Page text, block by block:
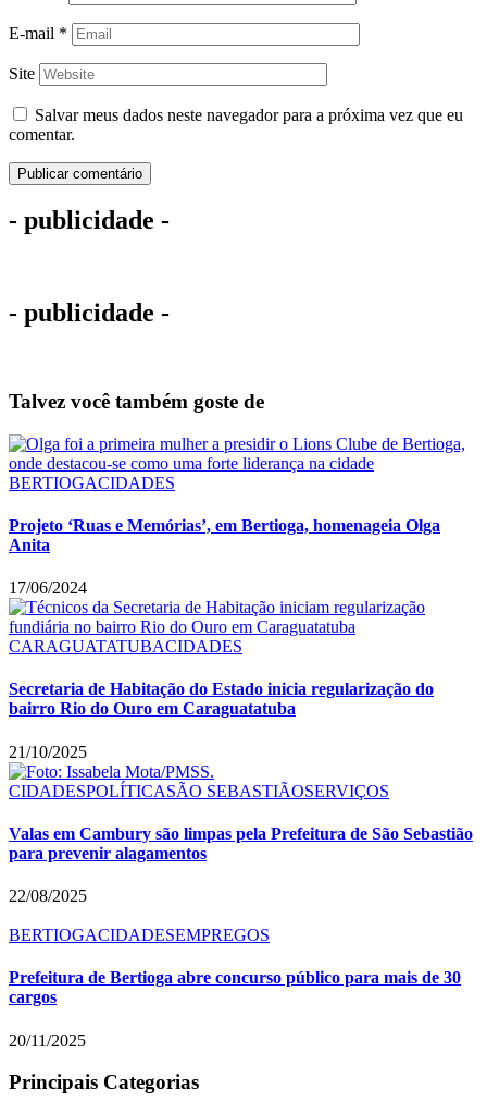
E-mail *
Site
Salvar meus dados neste navegador para a próxima vez que eu
comentar.
- publicidade -
- publicidade -
Talvez você também goste de
BERTIOGACIDADES
Projeto ‘Ruas e Memórias’, em Bertioga, homenageia Olga
Anita
17/06/2024
CARAGUATATUBACIDADES
Secretaria de Habitação do Estado inicia regularização do
bairro Rio do Ouro em Caraguatatuba
21/10/2025
CIDADESPOLÍTICASÃO SEBASTIÃOSERVIÇOS
Valas em Cambury são limpas pela Prefeitura de São Sebastião
para prevenir alagamentos
22/08/2025
BERTIOGACIDADESEMPREGOS
Prefeitura de Bertioga abre concurso público para mais de 30
cargos
20/11/2025
Principais Categorias